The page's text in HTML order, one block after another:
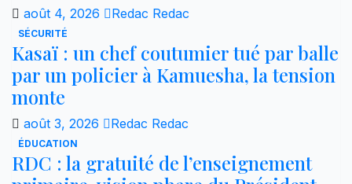
août 4, 2026 Redac Redac
SÉCURITÉ
Kasaï : un chef coutumier tué par balle
par un policier à Kamuesha, la tension
monte
août 3, 2026 Redac Redac
ÉDUCATION
RDC : la gratuité de l’enseignement